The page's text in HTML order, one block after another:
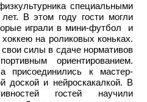
специальными
В этом году гости могли
играли в мини-футбол и
на роликовых коньках.
силы в сдаче нормативов
ориентированием.
присоединились к мастер-
доской и нейроскакалкой. В
гостей научили